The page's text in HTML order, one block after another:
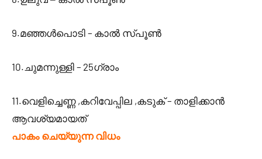
9.മഞ്ഞള്‍പൊടി – കാല്‍ സ്പൂണ്‍
10.ചുമന്നുള്ളി – 25ഗ്രാം
11.വെളിച്ചെണ്ണ ,കറിവേപ്പില ,കടുക്– താളിക്കാന്‍
ആവശ്യമായത്
പാകം ചെയ്യുന്ന വിധം